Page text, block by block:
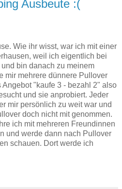
Ausbeute :(
Wie ihr wisst, war ich mit einer
weil ich eigentlich bei
bin danach zu meinem
mir mehrere dünnere Pullover
Angebot "kaufe 3 - bezahl 2" also
und sie anprobiert. Jeder
mir persönlich zu weit war und
doch nicht mit genommen.
ich mit mehreren Freundinnen
und werde dann nach Pullover
schauen. Dort werde ich